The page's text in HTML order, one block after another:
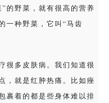
的野菜，就有很高的营养
一种野菜，它叫“马齿
很多皮肤病。我们知道很
，就是红肿热痛。比如痤
裹着的都是些身体难以排